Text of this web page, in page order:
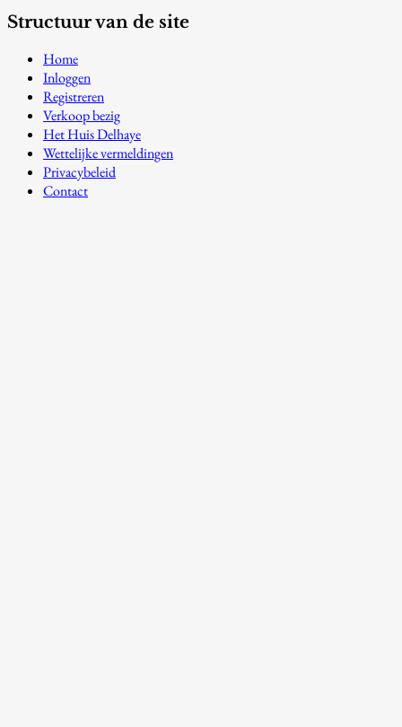
Structuur van de site
Home
Inloggen
Registreren
Verkoop bezig
Het Huis Delhaye
Wettelijke vermeldingen
Privacybeleid
Contact